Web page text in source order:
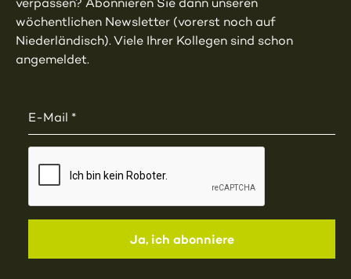
verpassen? Abonnieren Sie dann unseren
wöchentlichen Newsletter (vorerst noch auf
Niederländisch). Viele Ihrer Kollegen sind schon
angemeldet.